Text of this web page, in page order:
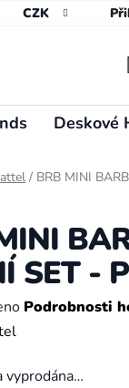
CZK
Deskové
/ BRB MINI
SET -
Podrobnosti
vyprodána…